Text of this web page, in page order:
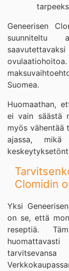
Geneerisen
suunniteltu
Suomea.
Huomaathan,
ei vain säästä
myös vähentää
ajassa,
Clomidin
Yksi
on se, että
reseptiä.
tarvitsevansa